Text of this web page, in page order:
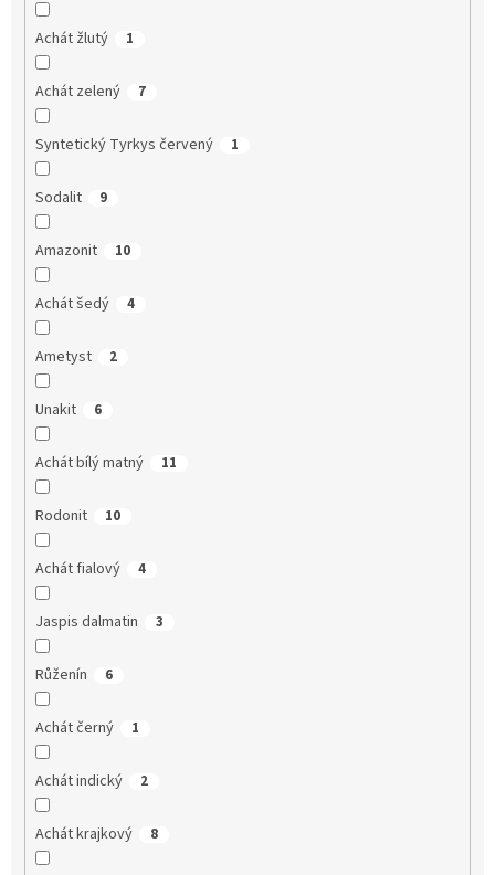
Achát žlutý 1
Achát zelený 7
Syntetický Tyrkys červený 1
Sodalit 9
Amazonit 10
Achát šedý 4
Ametyst 2
Unakit 6
Achát bílý matný 11
Rodonit 10
Achát fialový 4
Jaspis dalmatin 3
Růženín 6
Achát černý 1
Achát indický 2
Achát krajkový 8